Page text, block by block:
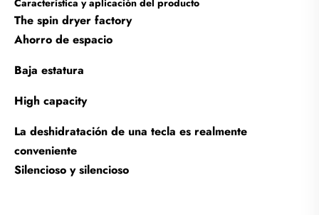
The spin dryer factory
Ahorro de espacio
Baja estatura
High capacity
La deshidratación de una tecla es realmente
conveniente
Silencioso y silencioso